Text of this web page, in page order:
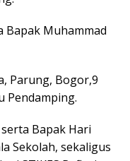
Bapak Muhammad
Parung, Bogor,9
Pendamping.
serta Bapak Hari
Sekolah, sekaligus